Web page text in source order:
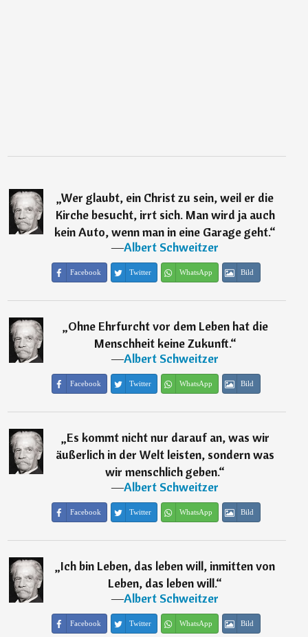
„Wer glaubt, ein Christ zu sein, weil er die
Kirche besucht, irrt sich. Man wird ja auch
kein Auto, wenn man in eine Garage geht.“
―Albert Schweitzer
Facebook Twitter WhatsApp Bild
„Ohne Ehrfurcht vor dem Leben hat die
Menschheit keine Zukunft.“
―Albert Schweitzer
Facebook Twitter WhatsApp Bild
„Es kommt nicht nur darauf an, was wir
äußerlich in der Welt leisten, sondern was
wir menschlich geben.“
―Albert Schweitzer
Facebook Twitter WhatsApp Bild
„Ich bin Leben, das leben will, inmitten von
Leben, das leben will.“
―Albert Schweitzer
Facebook Twitter WhatsApp Bild